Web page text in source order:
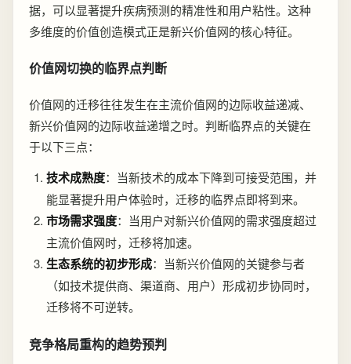
据，可以显著提升疾病预测的精准性和用户粘性。这种
多维度的价值创造模式正是新兴价值网的核心特征。
价值网切换的临界点判断
价值网的迁移往往发生在主流价值网的边际收益递减、
新兴价值网的边际收益递增之时。判断临界点的关键在
于以下三点：
技术成熟度：当新技术的成本下降到可接受范围，并
能显著提升用户体验时，迁移的临界点即将到来。
市场需求强度：当用户对新兴价值网的需求强度超过
主流价值网时，迁移将加速。
生态系统的初步形成：当新兴价值网的关键参与者
（如技术提供商、渠道商、用户）形成初步协同时，
迁移将不可逆转。
竞争格局重构的趋势预判